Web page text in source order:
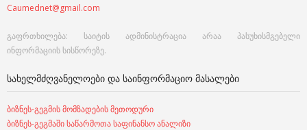
Caumednet@gmail.com
გაფრთხილება: საიტის ადმინისტრაცია არაა პასუხისმგებელი
ინფორმაციის სისწორეზე.
ᲡᲐᲮᲔᲚᲛᲫᲦᲕᲐᲜᲔᲚᲝᲔᲑᲘ ᲓᲐ ᲡᲐᲘᲜᲤᲝᲠᲛᲐᲪᲘᲝ ᲛᲐᲡᲐᲚᲔᲑᲘ
ბიზნეს-გეგმის მომზადების მეთოდური
ბიზნეს-გეგმაში საწარმოთა საფინანსო ანალიზი